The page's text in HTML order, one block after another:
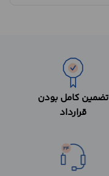
تضمین کامل بودن
قرارداد